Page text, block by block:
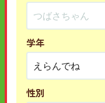
学年
性別